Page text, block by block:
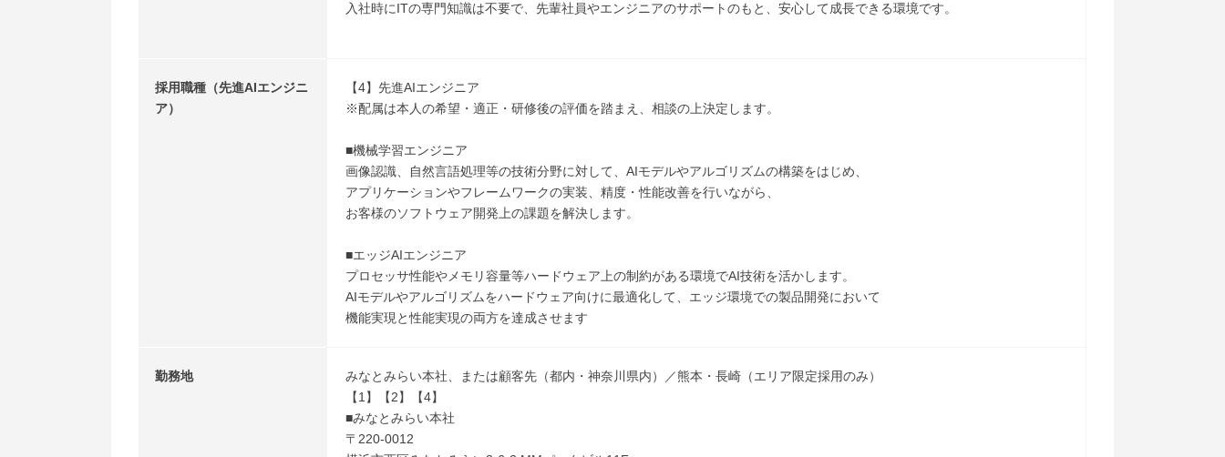
入社時にITの専門知識は不要で、先輩社員やエンジニアのサポートのもと、安心して成長できる環境です。
採用職種（先進AIエンジニ
ア）
【4】先進AIエンジニア
※配属は本人の希望・適正・研修後の評価を踏まえ、相談の上決定します。
■機械学習エンジニア
画像認識、自然言語処理等の技術分野に対して、AIモデルやアルゴリズムの構築をはじめ、
アプリケーションやフレームワークの実装、精度・性能改善を行いながら、
お客様のソフトウェア開発上の課題を解決します。
■エッジAIエンジニア
プロセッサ性能やメモリ容量等ハードウェア上の制約がある環境でAI技術を活かします。
AIモデルやアルゴリズムをハードウェア向けに最適化して、エッジ環境での製品開発において
機能実現と性能実現の両方を達成させます
勤務地
みなとみらい本社、または顧客先（都内・神奈川県内）／熊本・長崎（エリア限定採用のみ）
【1】【2】【4】
■みなとみらい本社
〒220-0012